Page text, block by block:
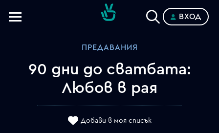
ВХОД
ПРЕДАВАНИЯ
90 дни до сватбата:
Любов в рая
Добави в моя списък